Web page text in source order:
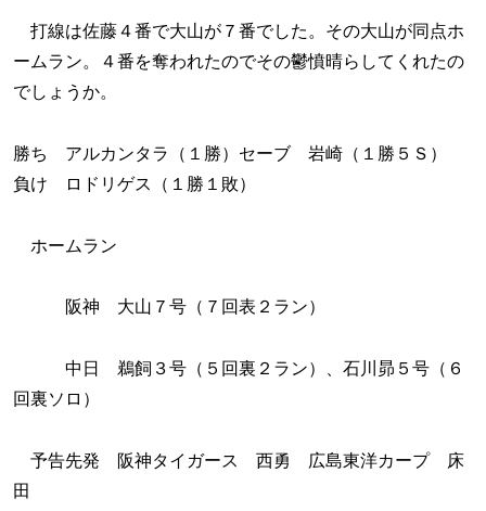
打線は佐藤４番で大山が７番でした。その大山が同点ホ
ームラン。４番を奪われたのでその鬱憤晴らしてくれたの
でしょうか。
勝ち アルカンタラ（１勝）セーブ 岩崎（１勝５Ｓ）
負け ロドリゲス（１勝１敗）
ホームラン
阪神 大山７号（７回表２ラン）
中日 鵜飼３号（５回裏２ラン）、石川昴５号（６
回裏ソロ）
予告先発 阪神タイガース 西勇 広島東洋カープ 床
田